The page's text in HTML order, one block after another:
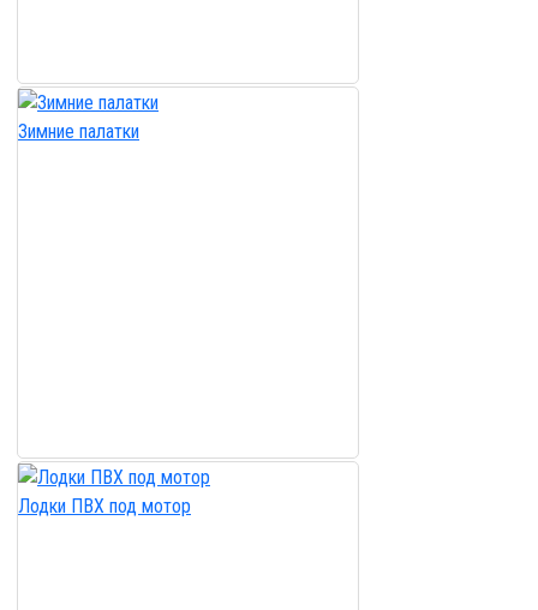
Зимние палатки
Лодки ПВХ под мотор